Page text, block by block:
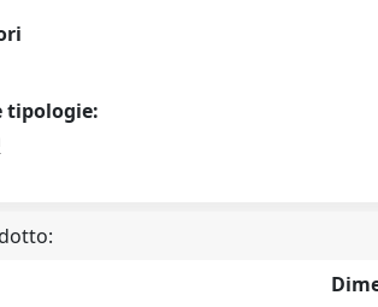
tipologie: